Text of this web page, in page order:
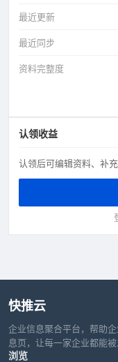
最近更新
最近同步
资料完整度
认领收益
认领后可编辑资料、补
快推云
企业信息聚合平台，帮助
息页，让每一家企业都能被
浏览